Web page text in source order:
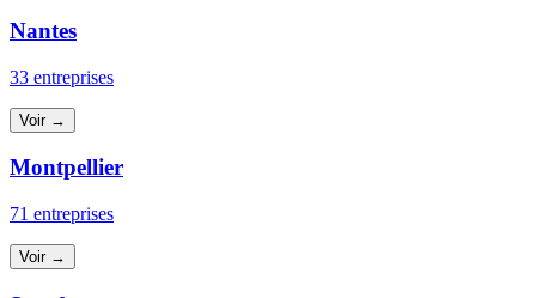
Nantes
33 entreprises
Voir →
Montpellier
71 entreprises
Voir →